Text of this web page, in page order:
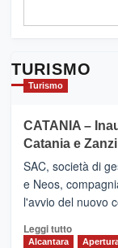
TURISMO
Turismo
CATANIA –
Catania e
SAC, società di
e Neos,
l'avvio del nuovo
Leggi tuttoLeggi
Alcantara